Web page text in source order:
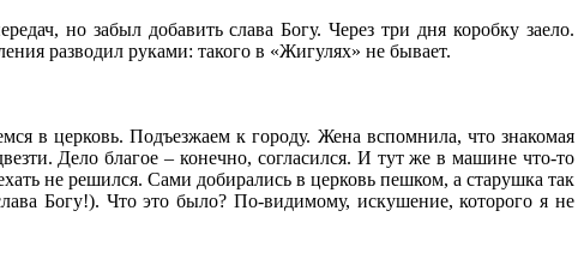
но забыл добавить слава Богу. Через три дня коробку заело.
разводил руками: такого в «Жигулях» не бывает.
в церковь. Подъезжаем к городу. Жена вспомнила, что знакомая
Дело благое – конечно, согласился. И тут же в машине что-то
не решился. Сами добирались в церковь пешком, а старушка так
Богу!). Что это было? По-видимому, искушение, которого я не